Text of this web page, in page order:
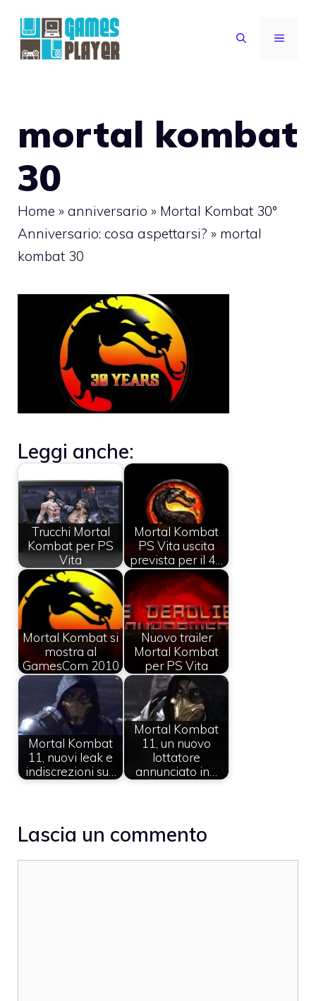
contenuto
MENU
mortal kombat
30
Home » anniversario » Mortal Kombat 30°
Anniversario: cosa aspettarsi? » mortal
kombat 30
Leggi anche:
Trucchi Mortal
Kombat per PS
Vita
Mortal Kombat
PS Vita uscita
prevista per il 4…
Mortal Kombat si
mostra al
GamesCom 2010
Nuovo trailer
Mortal Kombat
per PS Vita
Mortal Kombat
11, nuovi leak e
indiscrezioni su…
Mortal Kombat
11, un nuovo
lottatore
annunciato in…
Lascia un commento